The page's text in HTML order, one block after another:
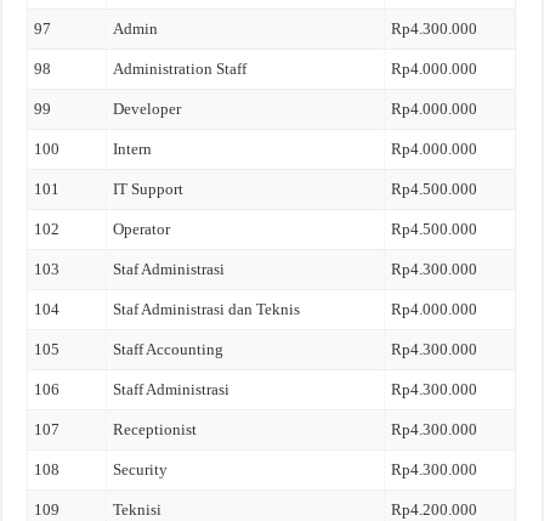
97 Admin Rp4.300.000
98 Administration Staff Rp4.000.000
99 Developer Rp4.000.000
100 Intern Rp4.000.000
101 IT Support Rp4.500.000
102 Operator Rp4.500.000
103 Staf Administrasi Rp4.300.000
104 Staf Administrasi dan Teknis Rp4.000.000
105 Staff Accounting Rp4.300.000
106 Staff Administrasi Rp4.300.000
107 Receptionist Rp4.300.000
108 Security Rp4.300.000
109 Teknisi Rp4.200.000